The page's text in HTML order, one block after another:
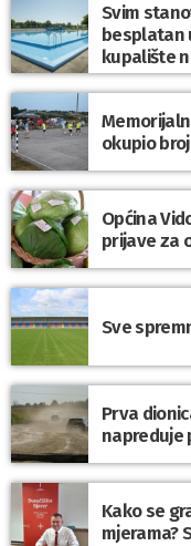
Svim
besplatan
kupalište
okupio
Općina
prijave za
Sve
Prva
napreduje
Kako se
mjerama?